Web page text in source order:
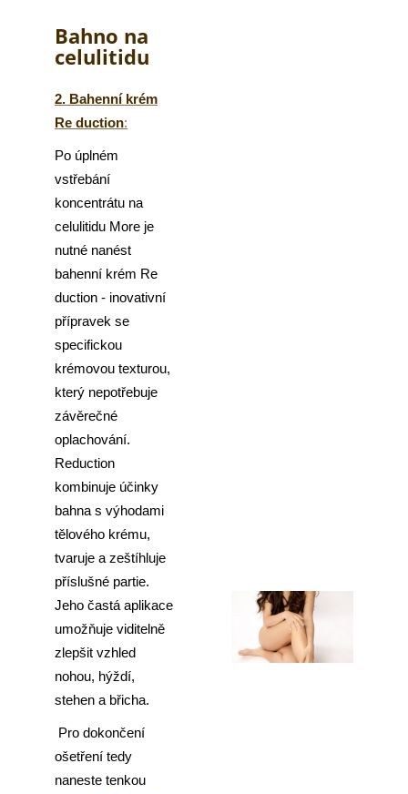
Bahno na
celulitidu
2. Bahenní krém
Re duction:
Po úplném
vstřebání
koncentrátu na
celulitidu More je
nutné nanést
bahenní krém Re
duction - inovativní
přípravek se
specifickou
krémovou texturou,
který nepotřebuje
závěrečné
oplachování.
Reduction
kombinuje účinky
bahna s výhodami
tělového krému,
tvaruje a zeštíhluje
příslušné partie.
Jeho častá aplikace
umožňuje viditelně
zlepšit vzhled
nohou, hýždí,
stehen a břicha.
Pro dokončení
ošetření tedy
naneste tenkou